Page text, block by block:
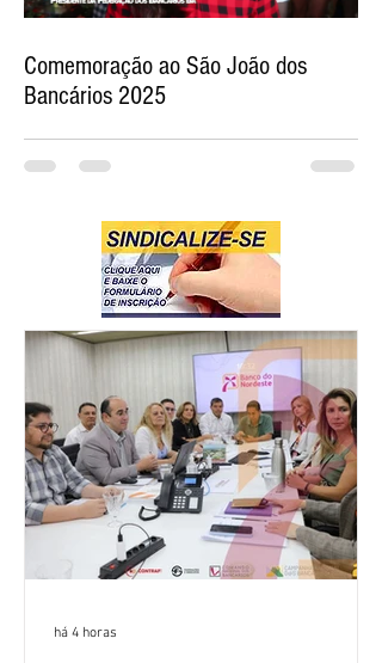
Comemoração ao São João dos
Bancários 2025
há 4 horas